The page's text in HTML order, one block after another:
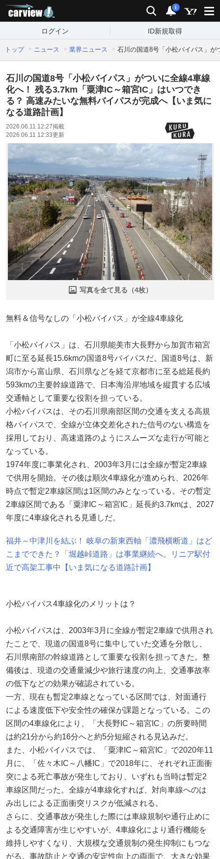
検索 通知
i
ログイン ID新規取得
トップ ニュース 業界ニュース 石川の国道8号「小松バイパス」
石川の国道8号「小松バイパス」がついに全線4車線
化へ！ 残る3.7km「粟津IC～箱宮IC」はいつでき
る？ 高速みたいな無料バイパスが完成へ【いま気に
なる道路計画】
2026.06.11 12:27掲載
2026.06.11 12:33更新
写真を全て見る（4枚）
無料＆信号なしの「小松バイパス」が全線4車線化
「小松バイパス」は、石川県能美市大長野から加賀市箱宮
町に至る延長15.6kmの国道8号バイパスだ。国道8号は、新
潟市から富山県、石川県などを経て京都市に至る総延長約
593kmの主要幹線道路で、日本海沿岸地域を縦貫する広域
交通軸として重要な役割を担っている。
小松バイパスは、その石川県南部区間の交通を支える高規
格バイパスで、全線が立体交差化された信号のない構造を
採用しており、高速道路のようにスムーズな走行が可能と
なっている。
1974年度に事業化され、2003年3月には全線が暫定2車線
で供用を開始。その後は順次4車線化が進められ、2026年
時点で暫定2車線区間は1区間のみとなっている。その暫定
2車線区間である「粟津IC～箱宮IC」延長約3.7kmは、2027
年度に4車線化される見通しだ。
福井～中津川を結ぶ！ 岐阜の新東西軸「濃飛横断道」はど
こまでできた？「堀越峠道路」は事業継続へ。リニア駅付
近で高架工事中【いま気になる道路計画】
小松バイパス4車線化のメリットは？
小松バイパスは、2003年3月に全線が暫定2車線で供用され
たことで、現道の国道8号に集中していた交通を分散し、
石川県南部の幹線道路として重要な役割を担ってきた。整
備後は、現道の交通量減少や旅行速度の向上、交通事故率
の低下などの効果が確認されている。
一方、現在も暫定2車線となっている区間では、対面通行
による速度低下や安全性の確保が課題となっている。この
区間の4車線化により、「大長野IC～箱宮IC」の所要時間
は約21分から約16分へと約5分短縮される見込みだ。
また、小松バイパスでは、「粟津IC～箱宮IC」で2020年11
月に、「佐々木IC～八幡IC」で2018年に、それぞれ正面衝
突による死亡事故が発生しており、いずれも当時は暫定2
車線区間だった。全線が4車線化すれば、対向車線へのは
み出しによる正面衝突リスクが低減される。
さらに、交通事故が発生した際には車線規制や通行止めに
よる交通障害が生じやすいが、4車線化により通行機能を
維持しやすくなり、大規模な交通規制の発生抑制にもつな
がる。事故防止と交通の安定性向上の両面で、大きな効果